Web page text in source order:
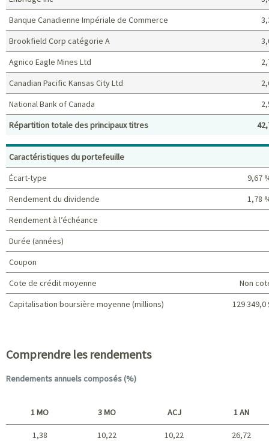
Principaux titres (%)
Banque Canadienne Impériale de Commerce
Brookfield Corp catégorie A
Agnico Eagle Mines Ltd
Canadian Pacific Kansas City Ltd
National Bank of Canada
Répartition totale des principaux titres
Caractéristiques du portefeuille
Écart-type
9,67
Rendement du dividende
1,78
Rendement à l’échéance
Durée (années)
Coupon
Cote de crédit moyenne
Non
Capitalisation boursière moyenne (millions)
129 349,0
Comprendre les rendements
Rendements annuels composés (%)
1 MO 3 MO ACJ 1 AN
1,38 10,22 10,22 26,72